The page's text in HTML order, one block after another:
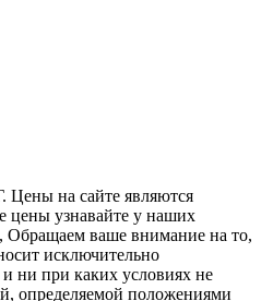
на сайте являются
узнавайте у наших
Обращаем ваше внимание на то,
исключительно
ни при каких условиях не
определяемой положениями